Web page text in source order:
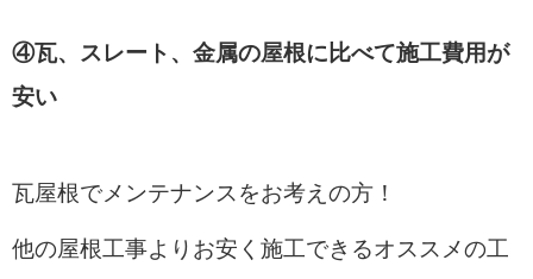
④瓦、スレート、金属の屋根に比べて施工費用が
安い
瓦屋根でメンテナンスをお考えの方！
他の屋根工事よりお安く施工できるオススメの工